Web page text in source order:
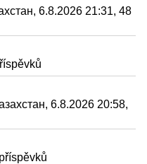
6.8.2026 21:31, 48
6.8.2026 20:58,